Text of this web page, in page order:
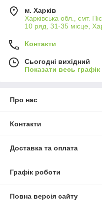
м. Харків
Харківська обл., смт.
10 ряд, 31-35 місце,
Контакти
Сьогодні вихідний
Показати весь
Про нас
Контакти
Доставка та оплата
Графік роботи
Повна версія сайту